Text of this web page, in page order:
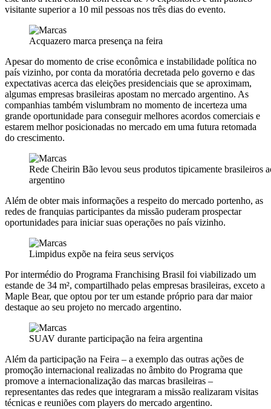
visitante superior a 10 mil pessoas nos três dias do evento.
Acquazero marca presença na feira
Apesar do momento de crise econômica e instabilidade política no
país vizinho, por conta da moratória decretada pelo governo e das
expectativas acerca das eleições presidenciais que se aproximam,
algumas empresas brasileiras apostam no mercado argentino. As
companhias também vislumbram no momento de incerteza uma
grande oportunidade para conseguir melhores acordos comerciais e
estarem melhor posicionadas no mercado em uma futura retomada
do crescimento.
Rede Cheirin Bão levou seus produtos tipicamente brasileiros
argentino
Além de obter mais informações a respeito do mercado portenho, as
redes de franquias participantes da missão puderam prospectar
oportunidades para iniciar suas operações no país vizinho.
Limpidus expõe na feira seus serviços
Por intermédio do Programa Franchising Brasil foi viabilizado um
estande de 34 m², compartilhado pelas empresas brasileiras, exceto a
Maple Bear, que optou por ter um estande próprio para dar maior
destaque ao seu projeto no mercado argentino.
SUAV durante participação na feira argentina
Além da participação na Feira – a exemplo das outras ações de
promoção internacional realizadas no âmbito do Programa que
promove a internacionalização das marcas brasileiras –
representantes das redes que integraram a missão realizaram visitas
técnicas e reuniões com players do mercado argentino.